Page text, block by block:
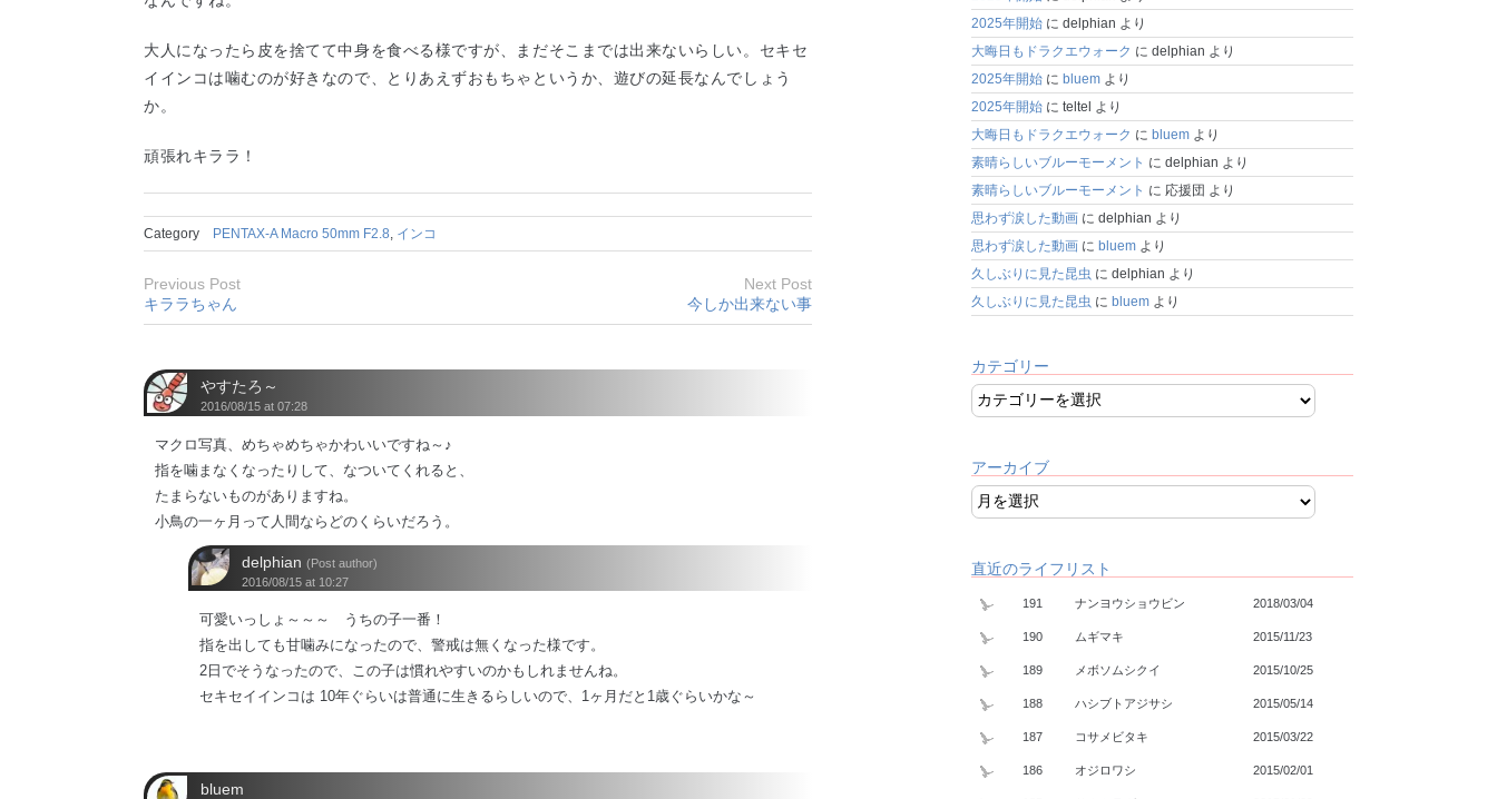
大人になったら皮を捨てて中身を食べる様ですが、まだそこまでは出来ないらしい。セキセ
イインコは噛むのが好きなので、とりあえずおもちゃというか、遊びの延長なんでしょう
か。
頑張れキララ！
Category PENTAX-A Macro 50mm F2.8, インコ
Previous Post
キララちゃん
Next Post
今しか出来ない事
やすたろ～
2016/08/15 at 07:28
マクロ写真、めちゃめちゃかわいいですね～♪
指を噛まなくなったりして、なついてくれると、
たまらないものがありますね。
小鳥の一ヶ月って人間ならどのくらいだろう。
delphian (Post author)
2016/08/15 at 10:27
可愛いっしょ～～～ うちの子一番！
指を出しても甘噛みになったので、警戒は無くなった様です。
2日でそうなったので、この子は慣れやすいのかもしれませんね。
セキセイインコは 10年ぐらいは普通に生きるらしいので、1ヶ月だと1歳ぐらいかな～
bluem
2025年開始に delphian より
大晦日もドラクエウォーク に delphian より
2025年開始に bluemより
2025年開始に teltel より
大晦日もドラクエウォーク に bluemより
素晴らしいブルーモーメント に delphian より
素晴らしいブルーモーメント に 応援団 より
思わず涙した動画に delphian より
思わず涙した動画に bluemより
久しぶりに見た昆虫 に delphian より
久しぶりに見た昆虫 に bluemより
カテゴリー
アーカイブ
直近のライフリスト
191 ナンヨウショウビン 2018/03/04
190 ムギマキ 2015/11/23
189 メボソムシクイ 2015/10/25
188 ハシブトアジサシ 2015/05/14
187 コサメビタキ 2015/03/22
186 オジロワシ 2015/02/01